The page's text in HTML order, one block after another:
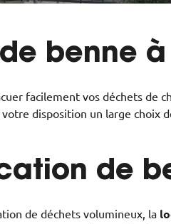
benne à
facilement vos déchets de
disposition un large choix
de
de déchets volumineux, la